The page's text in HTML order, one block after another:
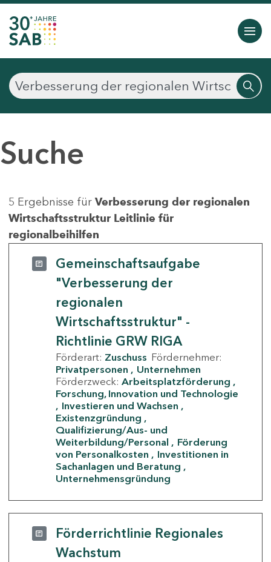
Suche
5 Ergebnisse für Verbesserung der regionalen
Wirtschaftsstruktur Leitlinie für
regionalbeihilfen
Gemeinschaftsaufgabe
"Verbesserung der
regionalen
Wirtschaftsstruktur" -
Richtlinie GRW RIGA
Förderart: Zuschuss Fördernehmer:
Privatpersonen
Unternehmen
Förderzweck: Arbeitsplatzförderung
Forschung, Innovation und Technologie
Investieren und Wachsen
Existenzgründung
Qualifizierung/Aus- und
Weiterbildung/Personal
Förderung
von Personalkosten
Investitionen in
Sachanlagen und Beratung
Unternehmensgründung
Förderrichtlinie Regionales
Wachstum